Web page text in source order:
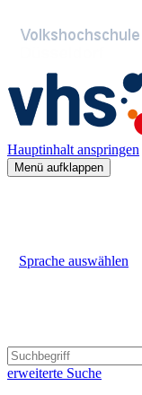
Hauptinhalt anspringen
Menü aufklappen
Sprache auswählen
erweiterte Suche